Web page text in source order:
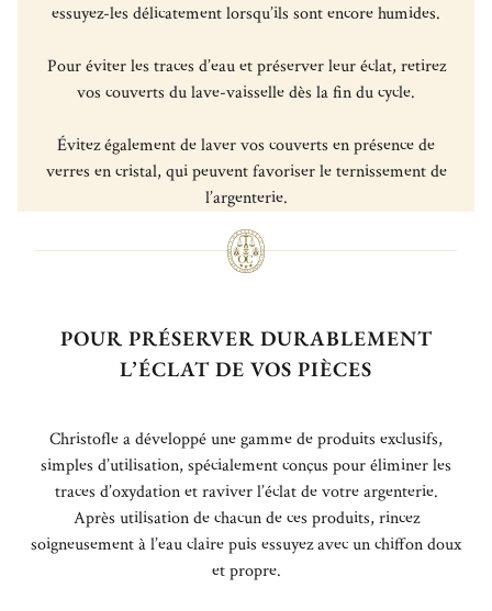
essuyez-les délicatement lorsqu’ils sont encore humides.
Pour éviter les traces d’eau et préserver leur éclat, retirez
vos couverts du lave-vaisselle dès la fin du cycle.
Évitez également de laver vos couverts en présence de
verres en cristal, qui peuvent favoriser le ternissement de
l’argenterie.
POUR PRÉSERVER DURABLEMENT
L’ÉCLAT DE VOS PIÈCES
Christofle a développé une gamme de produits exclusifs,
simples d’utilisation, spécialement conçus pour éliminer les
traces d’oxydation et raviver l’éclat de votre argenterie.
Après utilisation de chacun de ces produits, rincez
soigneusement à l’eau claire puis essuyez avec un chiffon doux
et propre.